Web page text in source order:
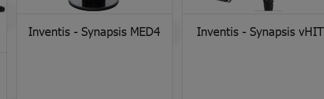
Inventis - Synapsis MED4 Inventis - Synapsis vHIT